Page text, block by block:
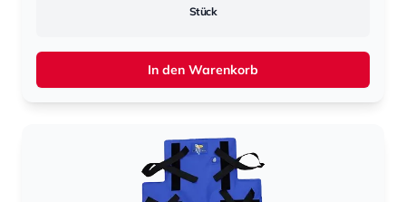
Stück
In den Warenkorb